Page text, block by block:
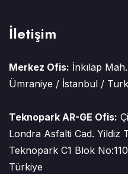
İletişim
Merkez Ofis: İnkılap
Ümraniye / İstanbul /
Teknopark AR-GE Ofis:
Londra Asfalti Cad. Yildiz
Teknopark C1 Blok
Türkiye